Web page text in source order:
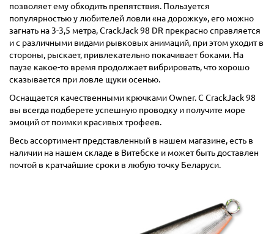
позволяет ему обходить препятствия. Пользуется
популярностью у любителей ловли «на дорожку», его можно
загнать на 3-3,5 метра, CrackJack 98 DR прекрасно справляется
и с различными видами рывковых анимаций, при этом уходит в
стороны, рыскает, привлекательно покачивает боками. На
паузе какое-то время продолжает вибрировать, что хорошо
сказывается при ловле щуки осенью.
Оснащается качественными крючками Owner. С CrackJack 98
вы всегда подберете успешную проводку и получите море
эмоций от поимки красивых трофеев.
Весь ассортимент представленный в нашем магазине, есть в
наличии на нашем складе в Витебске и может быть доставлен
почтой в кратчайшие сроки в любую точку Беларуси.